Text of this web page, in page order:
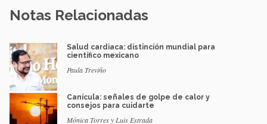
Notas Relacionadas
Salud cardiaca: distinción mundial para
científico mexicano
Paula Treviño
Canícula: señales de golpe de calor y
consejos para cuidarte
Mónica Torres y Luis Estrada